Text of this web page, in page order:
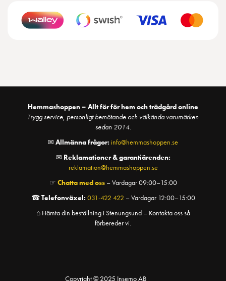
Hemmashoppen – Allt för för hem och trädgård online
Trygg service, personligt bemötande och välkända varumärken
sedan 2014.
✉ Allmänna frågor: info@hemmashoppen.se
✉ Reklamationer & garantiärenden:
reklamation@hemmashoppen.se
☞ Chatta med oss– Vardagar 09:00–15:00
☎Telefonväxel: 031-422 422 – Vardagar 12:00–15:00
⌂ Hämta din beställning i Stenungsund – Kontakta oss så
förbereder vi.
Copyright © 2025 Insemo AB